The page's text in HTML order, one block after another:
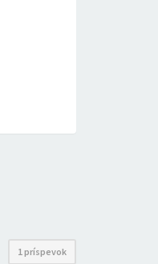
1 príspevok